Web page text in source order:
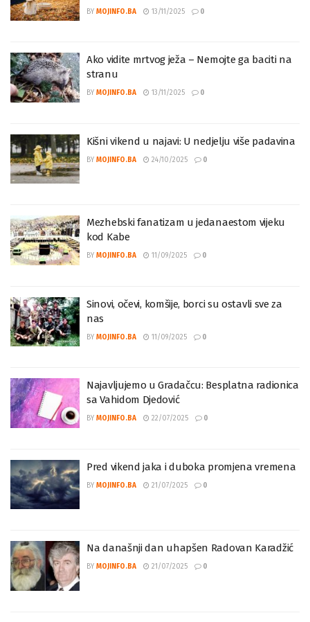
BY MOJINFO.BA 13/11/2025 0
Ako vidite mrtvog ježa – Nemojte ga baciti na
stranu
BY MOJINFO.BA 13/11/2025 0
Kišni vikend u najavi: U nedjelju više padavina
BY MOJINFO.BA 24/10/2025 0
Mezhebski fanatizam u jedanaestom vijeku
kod Kabe
BY MOJINFO.BA 11/09/2025 0
Sinovi, očevi, komšije, borci su ostavli sve za
nas
BY MOJINFO.BA 11/09/2025 0
Najavljujemo u Gradačcu: Besplatna radionica
sa Vahidom Djedović
BY MOJINFO.BA 22/07/2025 0
Pred vikend jaka i duboka promjena vremena
BY MOJINFO.BA 21/07/2025 0
Na današnji dan uhapšen Radovan Karadžić
BY MOJINFO.BA 21/07/2025 0